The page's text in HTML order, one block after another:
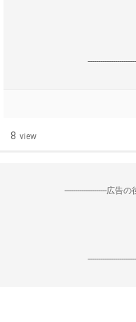
8 view
--------------------広告